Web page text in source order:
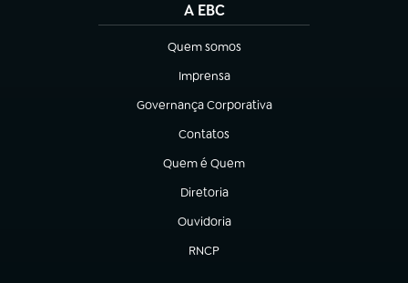
A EBC
Quem somos
(abre em nova aba)
Imprensa
(abre em nova aba)
Governança Corporativa
(abre em nova aba)
Contatos
(abre em nova aba)
Quem é Quem
(abre em nova aba)
Diretoria
(abre em nova aba)
Ouvidoria
(abre em nova aba)
RNCP
(abre em nova aba)